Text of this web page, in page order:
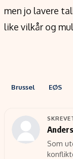
men jo lavere
like vilkår og
Brussel EØS
Som